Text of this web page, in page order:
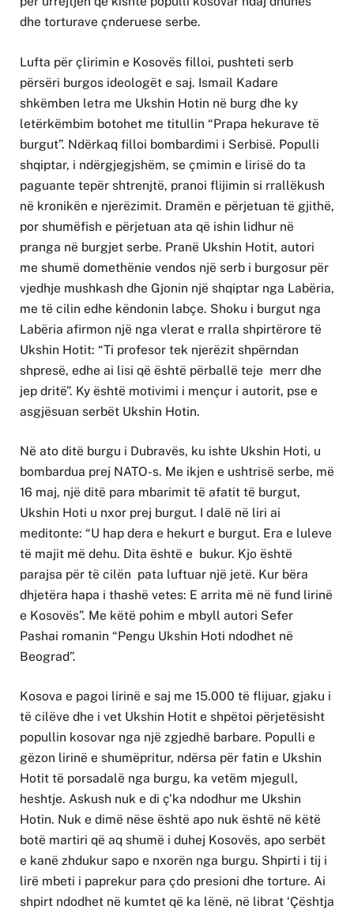
dhe torturave çnderuese serbe.
Lufta për çlirimin e Kosovës filloi, pushteti serb
përsëri burgos ideologët e saj. Ismail Kadare
shkëmben letra me Ukshin Hotin në burg dhe ky
letërkëmbim botohet me titullin “Prapa hekurave të
burgut”. Ndërkaq filloi bombardimi i Serbisë. Populli
shqiptar, i ndërgjegjshëm, se çmimin e lirisë do ta
paguante tepër shtrenjtë, pranoi flijimin si rrallëkush
në kronikën e njerëzimit. Dramën e përjetuan të gjithë,
por shumëfish e përjetuan ata që ishin lidhur në
pranga në burgjet serbe. Pranë Ukshin Hotit, autori
me shumë domethënie vendos një serb i burgosur për
vjedhje mushkash dhe Gjonin një shqiptar nga Labëria,
me të cilin edhe këndonin labçe. Shoku i burgut nga
Labëria afirmon një nga vlerat e rralla shpirtërore të
Ukshin Hotit: “Ti profesor tek njerëzit shpërndan
shpresë, edhe ai lisi që është përballë teje merr dhe
jep dritë”. Ky është motivimi i mençur i autorit, pse e
asgjësuan serbët Ukshin Hotin.
Në ato ditë burgu i Dubravës, ku ishte Ukshin Hoti, u
bombardua prej NATO-s. Me ikjen e ushtrisë serbe, më
16 maj, një ditë para mbarimit të afatit të burgut,
Ukshin Hoti u nxor prej burgut. I dalë në liri ai
meditonte: “U hap dera e hekurt e burgut. Era e luleve
të majit më dehu. Dita është e bukur. Kjo është
parajsa për të cilën pata luftuar një jetë. Kur bëra
dhjetëra hapa i thashë vetes: E arrita më në fund lirinë
e Kosovës”. Me këtë pohim e mbyll autori Sefer
Pashai romanin “Pengu Ukshin Hoti ndodhet në
Beograd”.
Kosova e pagoi lirinë e saj me 15.000 të flijuar, gjaku i
të cilëve dhe i vet Ukshin Hotit e shpëtoi përjetësisht
popullin kosovar nga një zgjedhë barbare. Populli e
gëzon lirinë e shumëpritur, ndërsa për fatin e Ukshin
Hotit të porsadalë nga burgu, ka vetëm mjegull,
heshtje. Askush nuk e di ç’ka ndodhur me Ukshin
Hotin. Nuk e dimë nëse është apo nuk është në këtë
botë martiri që aq shumë i duhej Kosovës, apo serbët
e kanë zhdukur sapo e nxorën nga burgu. Shpirti i tij i
lirë mbeti i paprekur para çdo presioni dhe torture. Ai
shpirt ndodhet në kumtet që ka lënë, në librat ‘Çështja